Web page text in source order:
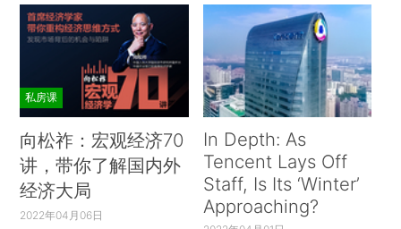
私房课
向松祚：宏观经济70
讲，带你了解国内外
经济大局
2022年04月06日
In Depth: As
Tencent Lays Off
Staff, Is Its ‘Winter’
Approaching?